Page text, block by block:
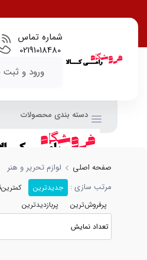
شماره تماس
02191018480
ورود و ثبت
دسته بندی محصولات
صفحه اصلی لوازم تحریر و هنر
مرتب سازی : جدیدترین
پرفروش‌ترین
پربازدیدترین